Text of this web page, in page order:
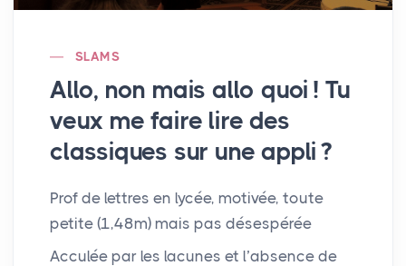
SLAMS
Allo, non mais allo quoi ! Tu
veux me faire lire des
classiques sur une appli?
Prof de lettres en lycée, motivée, toute
petite (1,48m) mais pas désespérée
Acculée par les lacunes et l’absence de